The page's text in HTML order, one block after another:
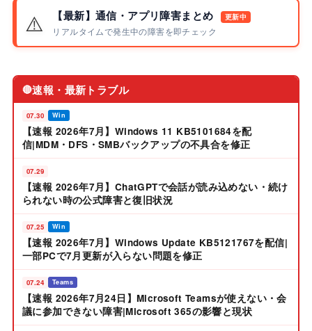
⚠️ 【最新】通信・アプリ障害まとめ 更新中
リアルタイムで発生中の障害を即チェック
🔴速報・最新トラブル
07.30 Win
【速報 2026年7月】Windows 11 KB5101684を配
信|MDM・DFS・SMBバックアップの不具合を修正
07.29
【速報 2026年7月】ChatGPTで会話が読み込めない・続け
られない時の公式障害と復旧状況
07.25 Win
【速報 2026年7月】Windows Update KB5121767を配信|
一部PCで7月更新が入らない問題を修正
07.24 Teams
【速報 2026年7月24日】Microsoft Teamsが使えない・会
議に参加できない障害|Microsoft 365の影響と現状